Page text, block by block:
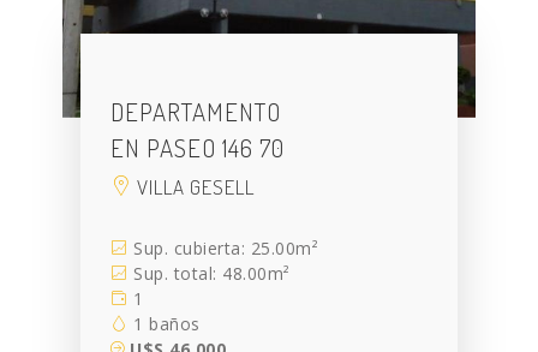
DEPARTAMENTO
EN PASEO 146 70
VILLA GESELL
Sup. cubierta: 25.00m²
Sup. total: 48.00m²
1
1 baños